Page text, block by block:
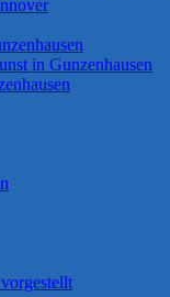
in Gunzenhausen